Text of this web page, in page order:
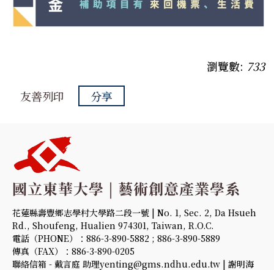
瀏覽數: 733
友善列印
分享
花蓮縣壽豐鄉志學村大學路二段一號 | No. 1, Sec. 2, Da Hsueh
Rd., Shoufeng, Hualien 974301, Taiwan, R.O.C.
電話（PHONE）：886-3-890-5882 ; 886-3-890-5889
傳真（FAX）：886-3-890-0205
聯絡信箱 - 戴言庭 助理yenting@gms.ndhu.edu.tw | 謝明海